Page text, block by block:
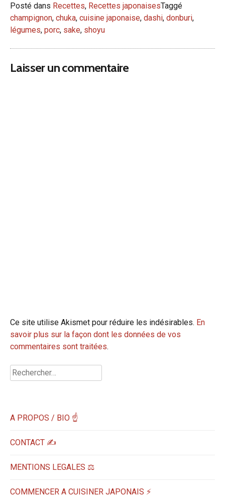
Posté dans Recettes, Recettes japonaisesTaggé
champignon, chuka, cuisine japonaise, dashi, donburi,
légumes, porc, sake, shoyu
Laisser un commentaire
Ce site utilise Akismet pour réduire les indésirables. En
savoir plus sur la façon dont les données de vos
commentaires sont traitées.
Rechercher :
A PROPOS / BIO ☝
CONTACT ✍️
MENTIONS LEGALES ⚖️
COMMENCER A CUISINER JAPONAIS ⚡